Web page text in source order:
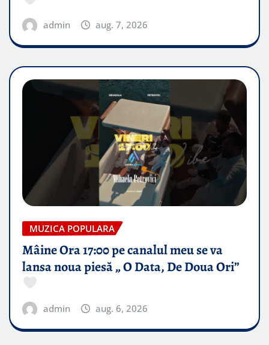
admin aug. 7, 2026
MUZICA POPULARA
Mâine Ora 17:00 pe canalul meu se va
lansa noua piesă „ O Data, De Doua Ori”
admin aug. 6, 2026